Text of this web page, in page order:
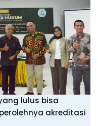
lulus bisa
akreditasi